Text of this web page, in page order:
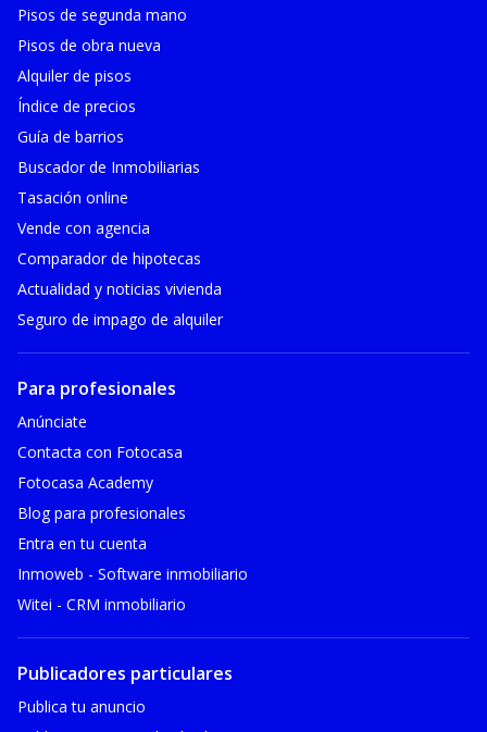
Pisos de segunda mano
Pisos de obra nueva
Alquiler de pisos
Índice de precios
Guía de barrios
Buscador de Inmobiliarias
Tasación online
Vende con agencia
Comparador de hipotecas
Actualidad y noticias vivienda
Seguro de impago de alquiler
Para profesionales
Anúnciate
Contacta con Fotocasa
Fotocasa Academy
Blog para profesionales
Entra en tu cuenta
Inmoweb - Software inmobiliario
Witei - CRM inmobiliario
Publicadores particulares
Publica tu anuncio